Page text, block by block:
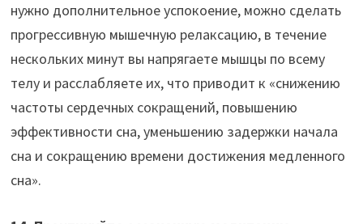
нужно дополнительное успокоение, можно сделать
прогрессивную мышечную релаксацию, в течение
нескольких минут вы напрягаете мышцы по всему
телу и расслабляете их, что приводит к «снижению
частоты сердечных сокращений, повышению
эффективности сна, уменьшению задержки начала
сна и сокращению времени достижения медленного
сна».